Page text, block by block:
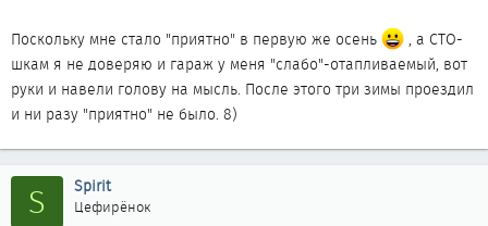
Поскольку мне стало "приятно" в первую же осень
, а СТО-
шкам я не доверяю и гараж у меня "слабо"-отапливаемый, вот
руки и навели голову на мысль. После этого три зимы проездил
и ни разу "приятно" не было. 8)
S Spirit
Цефирёнок